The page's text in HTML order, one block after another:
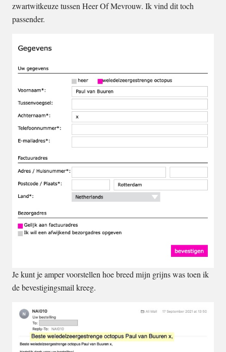
zwartwitkeuze tussen Heer Of Mevrouw. Ik vind dit toch
passender.
Je kunt je amper voorstellen hoe breed mijn grijns was toen ik
de bevestigingsmail kreeg.